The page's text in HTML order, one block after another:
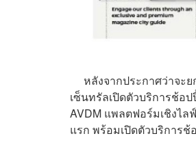
หลังจากประกาศว่าจะ
เซ็นทรัลเปิดตัวบริการช้อ
AVDM แพลตฟอร์มเชิงไ
แรก พร้อมเปิดตัวบริการช้